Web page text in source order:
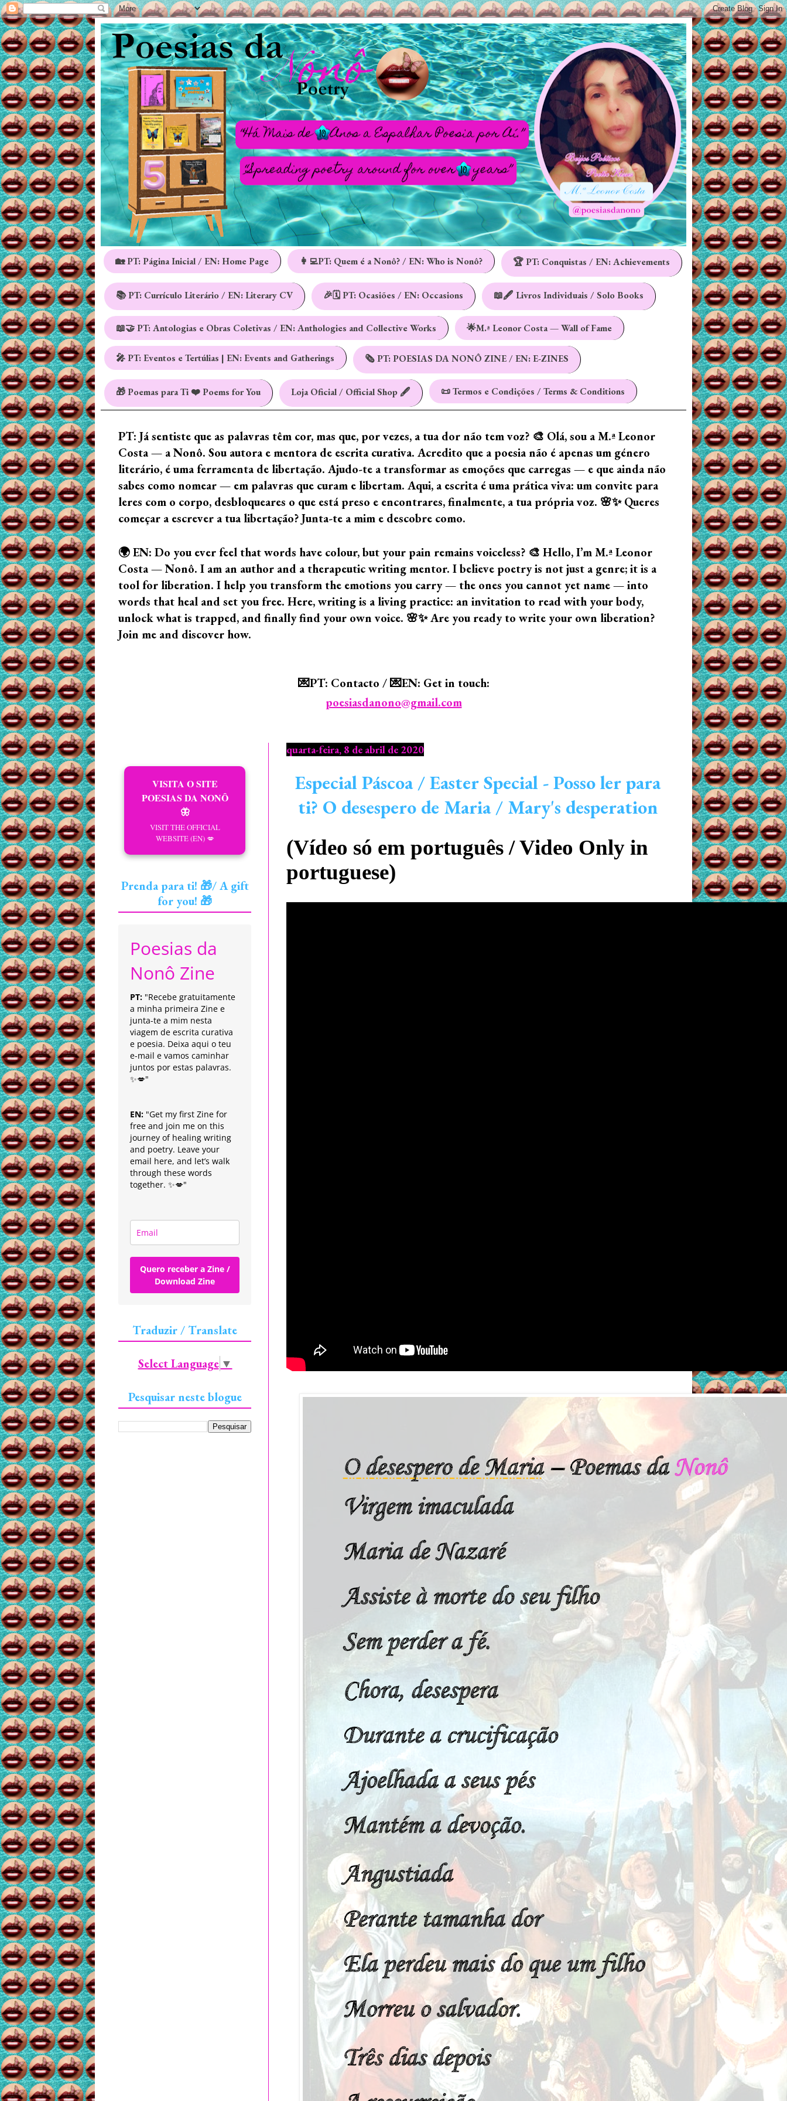
🏡 PT: Página Inicial / EN: Home Page 👩‍💻PT: Quem é a Nonô? / EN: Who is Nonô? 🏆 PT: Conquistas / EN: Achievements
📚 PT: Currículo Literário / EN: Literary CV 🎉🗓️ PT: Ocasiões / EN: Occasions 📖🖋️ Livros Individuais / Solo Books
📖🤝 PT: Antologias e Obras Coletivas / EN: Anthologies and Collective Works 🌟M.ª Leonor Costa — Wall of Fame
🎤 PT: Eventos e Tertúlias | EN: Events and Gatherings 🗞️ PT: POESIAS DA NONÔ ZINE / EN: E-ZINES
🎁 Poemas para Ti ❤️ Poems for You Loja Oficial / Official Shop 🖋️ 📜 Termos e Condições / Terms & Conditions
PT: Já sentiste que as palavras têm cor, mas que, por vezes, a tua dor não tem voz? 🎨 Olá, sou a M.ª Leonor
Costa — a Nonô. Sou autora e mentora de escrita curativa. Acredito que a poesia não é apenas um género
literário, é uma ferramenta de libertação. Ajudo-te a transformar as emoções que carregas — e que ainda não
sabes como nomear — em palavras que curam e libertam. Aqui, a escrita é uma prática viva: um convite para
leres com o corpo, desbloqueares o que está preso e encontrares, finalmente, a tua própria voz. 🌸✨ Queres
começar a escrever a tua libertação? Junta-te a mim e descobre como.
🌍 EN: Do you ever feel that words have colour, but your pain remains voiceless? 🎨 Hello, I’m M.ª Leonor
Costa — Nonô. I am an author and a therapeutic writing mentor. I believe poetry is not just a genre; it is a
tool for liberation. I help you transform the emotions you carry — the ones you cannot yet name — into
words that heal and set you free. Here, writing is a living practice: an invitation to read with your body,
unlock what is trapped, and finally find your own voice. 🌸✨ Are you ready to write your own liberation?
Join me and discover how.
💌PT: Contacto / 💌EN: Get in touch:
poesiasdanono@gmail.com
quarta-feira, 8 de abril de 2020
Especial Páscoa / Easter Special - Posso ler para
ti? O desespero de Maria / Mary's desperation
(Vídeo só em português / Video Only in
portuguese)
VISITA O SITE
POESIAS DA NONÔ
🦋
VISIT THE OFFICIAL
WEBSITE (EN) 💋
Prenda para ti! 🎁/ A gift
for you! 🎁
Poesias da
Nonô Zine
PT: "Recebe gratuitamente
a minha primeira Zine e
junta-te a mim nesta
viagem de escrita curativa
e poesia. Deixa aqui o teu
e-mail e vamos caminhar
juntos por estas palavras.
✨💋"
EN: "Get my first Zine for
free and join me on this
journey of healing writing
and poetry. Leave your
email here, and let’s walk
through these words
together. ✨💋"
Quero receber a Zine /
Download Zine
Traduzir / Translate
Select Language ▼
Pesquisar neste blogue